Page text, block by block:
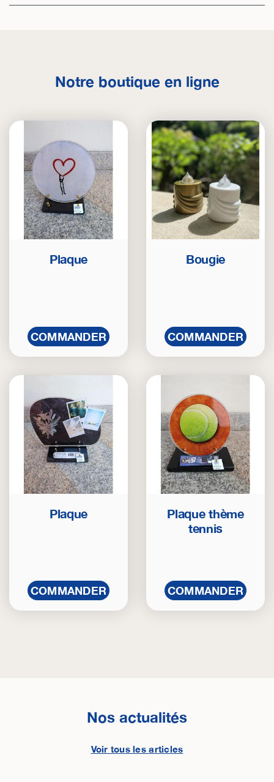
Notre boutique en ligne
Plaque
COMMANDER
Bougie
COMMANDER
Plaque
COMMANDER
Plaque thème
tennis
COMMANDER
Nos actualités
Voir tous les articles